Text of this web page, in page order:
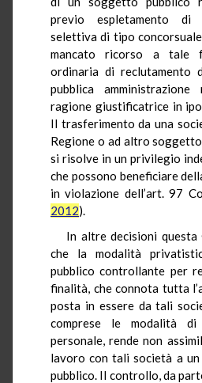
previo espletamento di
selettiva di tipo
mancato ricorso a tale
ordinaria di reclutamento
pubblica
ragione giustificatrice in
Il trasferimento da una
Regione o ad altro
si risolve in un privilegio
che possono beneficiare
in violazione dell’art. 97
2012).
In altre decisioni
che la modalità
pubblico controllante per
finalità, che connota tutta
posta in essere da tali
comprese le modalità di
personale, rende non
lavoro con tali società a
pubblico. Il controllo, da